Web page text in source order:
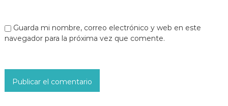
Guarda mi nombre, correo electrónico y web en este
navegador para la próxima vez que comente.